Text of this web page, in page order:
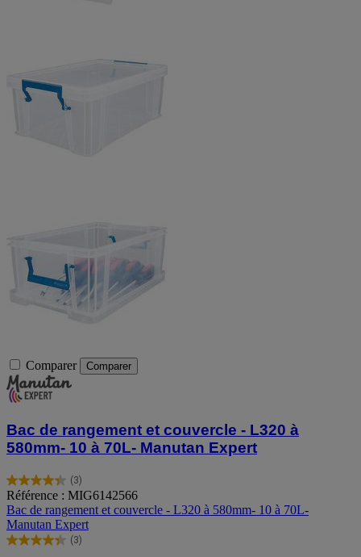
Comparer Comparer
Bac de rangement et couvercle - L320 à
580mm- 10 à 70L- Manutan Expert
(3)
4.3
sur
5
étoiles.
3
Référence : MIG6142566
Bac de rangement et couvercle - L320 à 580mm- 10 à 70L-
Manutan Expert
(3)
4.3